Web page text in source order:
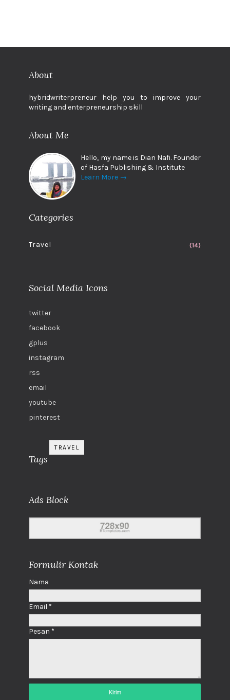
About
hybridwriterpreneur help you to improve your
writing and enterpreneurship skill
About Me
Hello, my name is Dian Nafi. Founder
of Hasfa Publishing & Institute
Learn More →
Categories
Travel (14)
Social Media Icons
twitter
facebook
gplus
instagram
rss
email
youtube
pinterest
Tags
TRAVEL
Ads Block
Formulir Kontak
Nama
Email *
Pesan *